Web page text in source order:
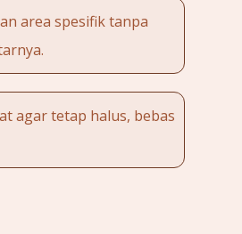
area spesifik tanpa
agar tetap halus, bebas